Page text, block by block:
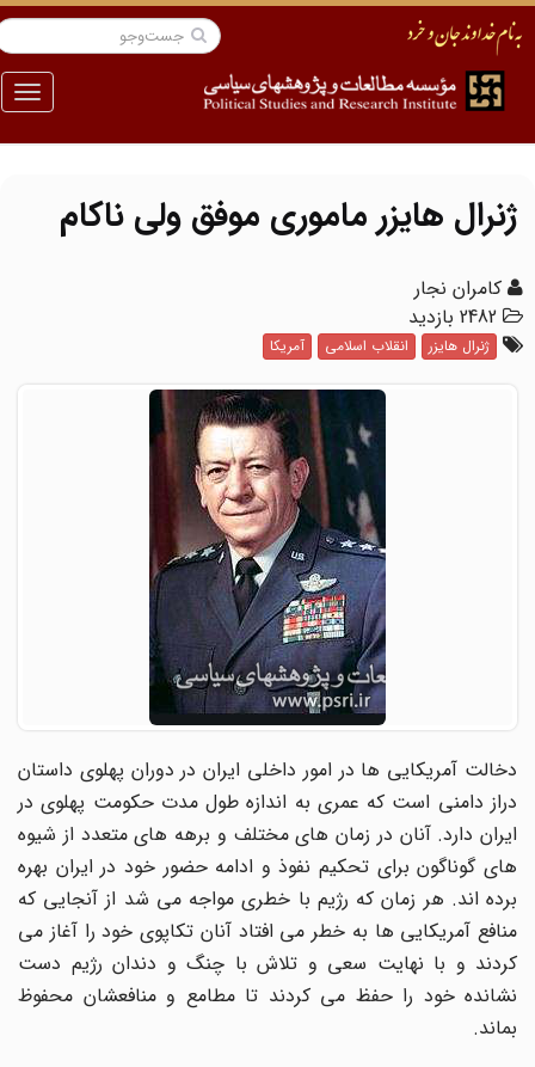
منو
ژنرال هایزر ماموری موفق ولی ناکام
کامران نجار
2482 بازدید
ژنرال هایزر انقلاب اسلامی آمریکا
دخالت آمریکایی ها در امور داخلی ایران در دوران پهلوی داستان
دراز دامنی است که عمری به اندازه طول مدت حکومت پهلوی در
ایران دارد. آنان در زمان های مختلف و برهه های متعدد از شیوه
های گوناگون برای تحکیم نفوذ و ادامه حضور خود در ایران بهره
برده اند. هر زمان که رژیم با خطری مواجه می شد از آنجایی که
منافع آمریکایی ها به خطر می افتاد آنان تکاپوی خود را آغاز می
کردند و با نهایت سعی و تلاش با چنگ و دندان رژیم دست
نشانده خود را حفظ می کردند تا مطامع و منافعشان محفوظ
بماند. ‌